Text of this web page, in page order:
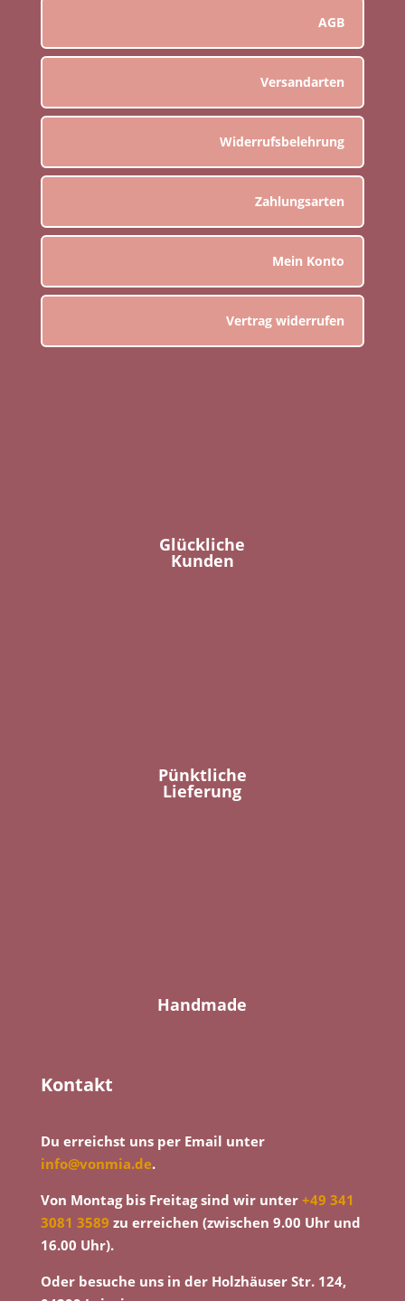
AGB
Versandarten
Widerrufsbelehrung
Zahlungsarten
Mein Konto
Vertrag widerrufen
Glückliche
Kunden
Pünktliche
Lieferung
Handmade
Kontakt
Du erreichst uns per Email unter
info@vonmia.de.
Von Montag bis Freitag sind wir unter +49 341
3081 3589 zu erreichen (zwischen 9.00 Uhr und
16.00 Uhr).
Oder besuche uns in der Holzhäuser Str. 124,